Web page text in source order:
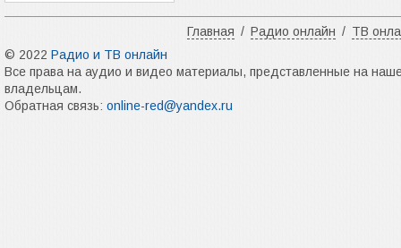
Главная / Радио онлайн / ТВ
© 2022 Радио и ТВ онлайн
Все права на аудио и видео материалы, представленные на
владельцам.
Обратная связь: online-red@yandex.ru